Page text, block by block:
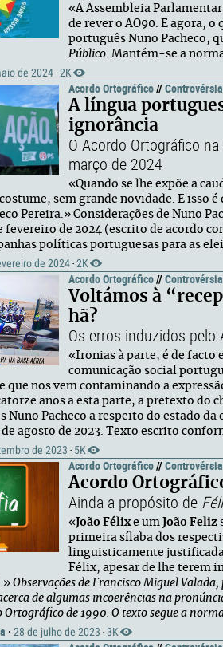
«A Assembleia Parlamentar
de rever o AO90. E agora,
português Nuno Pacheco,
Público. Mantém-se a
de 2024 · 2K
Acordo Ortográfico//
A língua
ignorância
O Acordo Ortográfico
março de 2024
«Quando se lhe expõe a
sem grande novidade. E isso
Pereira.» Considerações de Nuno
fevereiro de 2024 (escrito de acordo
políticas portuguesas para as
de 2024 · 2K
Acordo Ortográfico//
Voltámos à
hã?
Os erros induzidos
«Ironias à parte, é de facto
comunicação social
que nos vem contaminando a
anos a esta parte, a pretexto do
Nuno Pacheco a respeito do estado
de agosto de 2023. Texto escrito
de 2023 · 5K
Acordo Ortográfico//
Acordo
Ainda a propósito de
«João Félixe um João Feliz
primeira sílaba dos
linguisticamente
Félix, apesar de lhe terem
Observações de Francisco Miguel
de algumas incoerências na
Ortográfico de 1990. O texto segue a
· 28 de julho de 2023 · 3K